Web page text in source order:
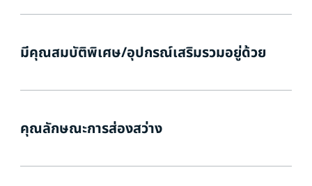
มีคุณสมบัติพิเศษ/อุปกรณ์เสริมรวมอยู่ด้วย
คุณลักษณะการส่องสว่าง